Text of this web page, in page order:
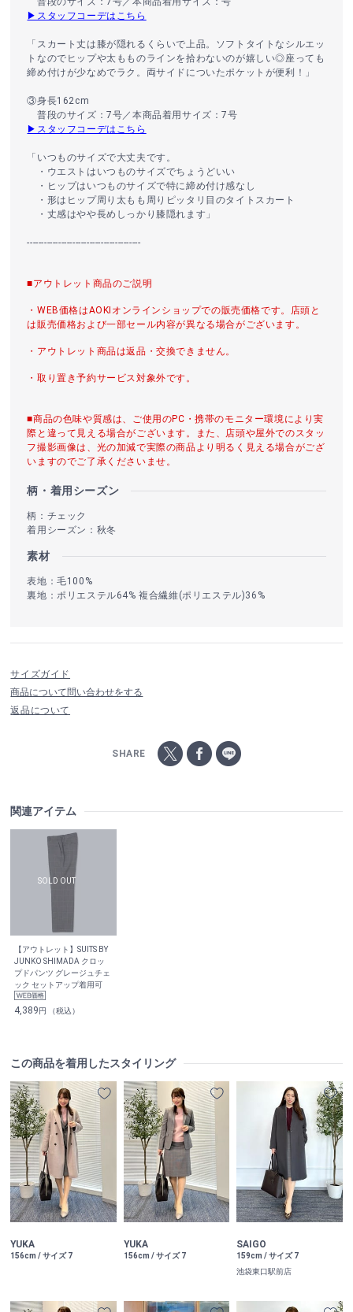
▶スタッフコーデはこちら
「スカート丈は膝が隠れるくらいで上品。ソフトタイトなシルエッ
トなのでヒップや太もものラインを拾わないのが嬉しい◎座っても
締め付けが少なめでラク。両サイドについたポケットが便利！」
③身長162cm
普段のサイズ：7号／本商品着用サイズ：7号
▶スタッフコーデはこちら
「いつものサイズで大丈夫です。
・ウエストはいつものサイズでちょうどいい
・ヒップはいつものサイズで特に締め付け感なし
・形はヒップ周り太もも周りピッタリ目のタイトスカート
・丈感はやや長めしっかり膝隠れます」
----------------------------------------
■アウトレット商品のご説明
・WEB価格はAOKIオンラインショップでの販売価格です。店頭と
は販売価格および一部セール内容が異なる場合がございます。
・アウトレット商品は返品・交換できません。
・取り置き予約サービス対象外です。
■商品の色味や質感は、ご使用のPC・携帯のモニター環境により実
際と違って見える場合がございます。また、店頭や屋外でのスタッ
フ撮影画像は、光の加減で実際の商品より明るく見える場合がござ
いますのでご了承くださいませ。
柄・着用シーズン
柄：チェック
着用シーズン：秋冬
素材
表地：毛100%
裏地：ポリエステル64% 複合繊維(ポリエステル)36%
サイズガイド
商品について問い合わせをする
返品について
SHARE
関連アイテム
【アウトレット】SUITS BY
JUNKO SHIMADA クロッ
プドパンツ グレージュチェ
ック セットアップ着用可
4,389円 （税込）
この商品を着用したスタイリング
YUKA
156cm / サイズ 7
YUKA
156cm / サイズ 7
SAIGO
159cm / サイズ 7
池袋東口駅前店